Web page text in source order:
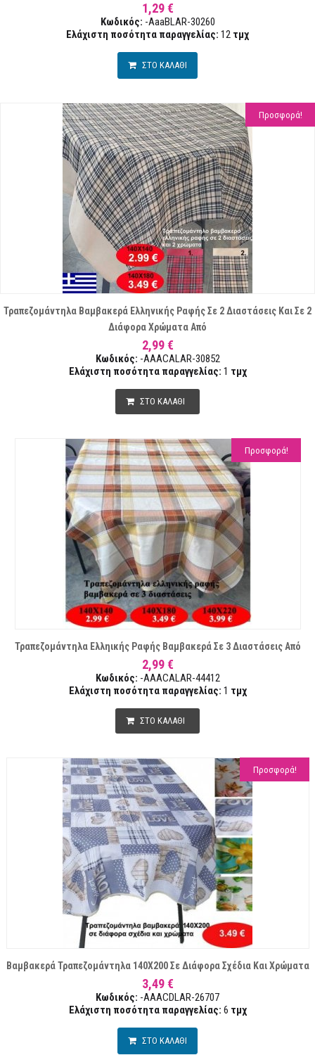
1,29 €
Κωδικός: -AaaBLAR-30260
Ελάχιστη ποσότητα παραγγελίας: 12 τμχ
ΣΤΟ ΚΑΛΑΘΙ
Προσφορά!
Τραπεζομάντηλα Βαμβακερά Ελληνικής Ραφής Σε 2 Διαστάσεις Και Σε 2
Διάφορα Χρώματα Από
2,99 €
Κωδικός: -AAACALAR-30852
Ελάχιστη ποσότητα παραγγελίας: 1 τμχ
ΣΤΟ ΚΑΛΑΘΙ
Προσφορά!
Τραπεζομάντηλα Ελληικής Ραφής Βαμβακερά Σε 3 Διαστάσεις Από
2,99 €
Κωδικός: -AAACALAR-44412
Ελάχιστη ποσότητα παραγγελίας: 1 τμχ
ΣΤΟ ΚΑΛΑΘΙ
Προσφορά!
Βαμβακερά Τραπεζομάντηλα 140Χ200 Σε Διάφορα Σχέδια Και Χρώματα
3,49 €
Κωδικός: -AAACDLAR-26707
Ελάχιστη ποσότητα παραγγελίας: 6 τμχ
ΣΤΟ ΚΑΛΑΘΙ